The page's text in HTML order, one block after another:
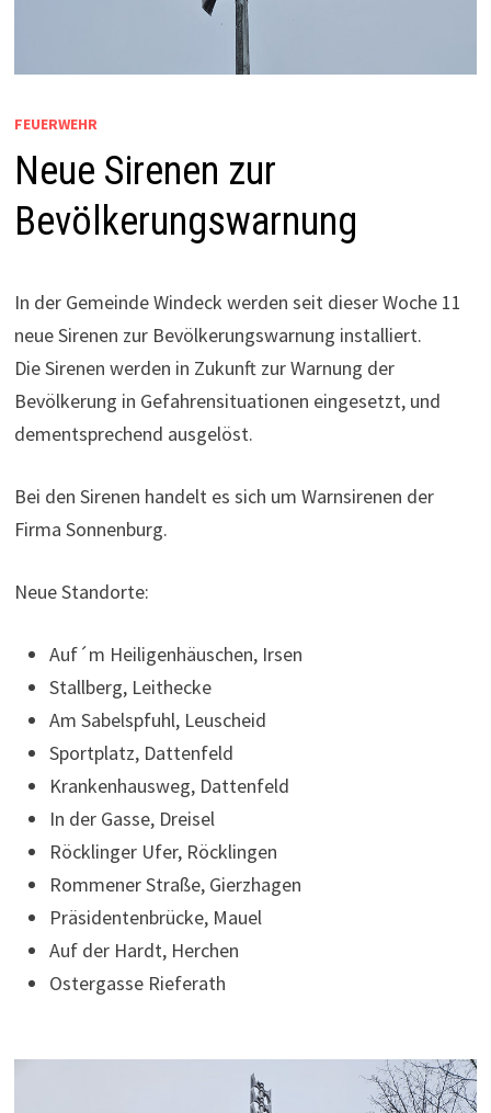
FEUERWEHR
Neue Sirenen zur
Bevölkerungswarnung
In der Gemeinde Windeck werden seit dieser Woche 11
neue Sirenen zur Bevölkerungswarnung installiert.
Die Sirenen werden in Zukunft zur Warnung der
Bevölkerung in Gefahrensituationen eingesetzt, und
dementsprechend ausgelöst.
Bei den Sirenen handelt es sich um Warnsirenen der
Firma Sonnenburg.
Neue Standorte:
Auf´m Heiligenhäuschen, Irsen
Stallberg, Leithecke
Am Sabelspfuhl, Leuscheid
Sportplatz, Dattenfeld
Krankenhausweg, Dattenfeld
In der Gasse, Dreisel
Röcklinger Ufer, Röcklingen
Rommener Straße, Gierzhagen
Präsidentenbrücke, Mauel
Auf der Hardt, Herchen
Ostergasse Rieferath